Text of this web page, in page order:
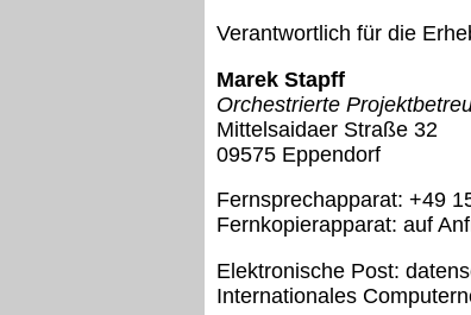
Verantwortlich für die
Marek Stapff
Orchestrierte
Mittelsaidaer Straße 32
09575 Eppendorf
Fernsprechapparat: +49
Fernkopierapparat: auf
Elektronische Post:
Internationales